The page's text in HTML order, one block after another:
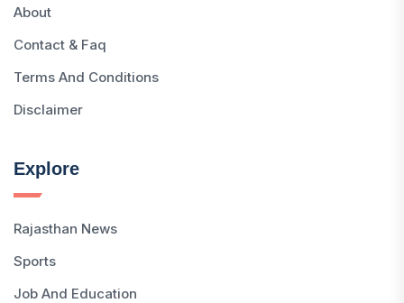
About
Contact & Faq
Terms And Conditions
Disclaimer
Explore
Rajasthan News
Sports
Job And Education